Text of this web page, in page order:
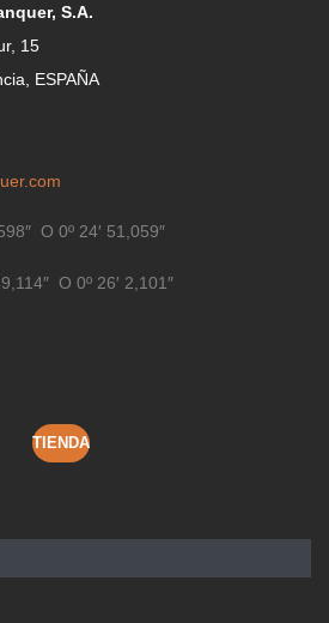
S.A.
15
ESPAÑA
O 0º 24′ 51,059″
O 0º 26′ 2,101″
TIENDA